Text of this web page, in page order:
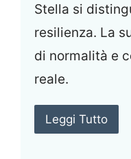
Stella si
resilienza. La
di normalità e
reale.
Leggi Tutto